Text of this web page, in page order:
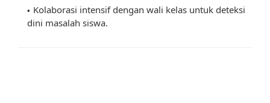
Kolaborasi intensif dengan wali kelas untuk deteksi
dini masalah siswa.